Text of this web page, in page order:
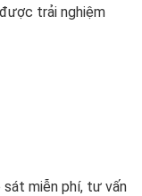
trải nghiệm
miễn phí, tư vấn